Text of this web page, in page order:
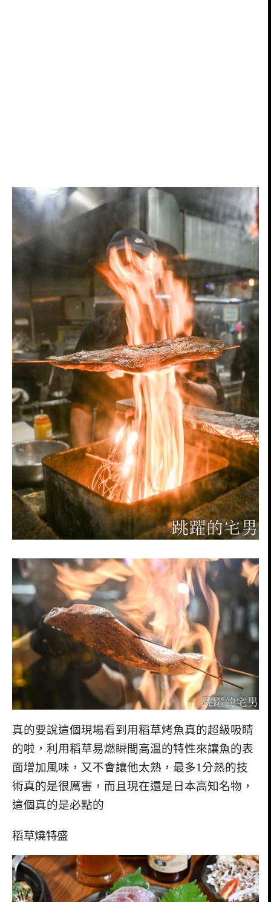
真的要說這個現場看到用稻草烤魚真的超級吸睛
的啦，利用稻草易燃瞬間高溫的特性來讓魚的表
面增加風味，又不會讓他太熟，最多1分熟的技
術真的是很厲害，而且現在還是日本高知名物，
這個真的是必點的
稻草燒特盛